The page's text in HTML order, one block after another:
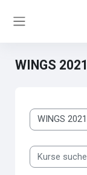
WINGS
Kursbereiche
Kurse suchen